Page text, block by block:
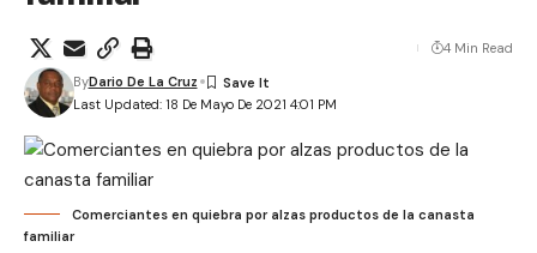
Last Updated: 18 De Mayo De 2021 4:01 PM
ByDario De La Cruz
4 Min Read
Comerciantes en quiebra por alzas productos de la canasta
familiar